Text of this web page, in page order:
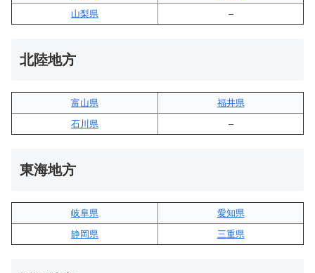
山梨県
–
北陸地方
富山県
福井県
石川県
–
東海地方
岐阜県
愛知県
静岡県
三重県